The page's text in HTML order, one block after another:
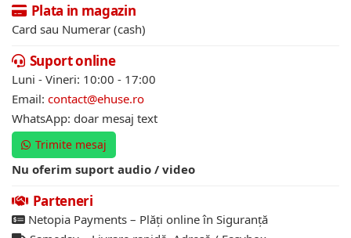
Plata in magazin
Card sau Numerar (cash)
Suport online
Luni - Vineri: 10:00 - 17:00
Email: contact@ehuse.ro
WhatsApp: doar mesaj text
Trimite mesaj
Nu oferim suport audio / video
Parteneri
Netopia Payments – Plăți online în Siguranță